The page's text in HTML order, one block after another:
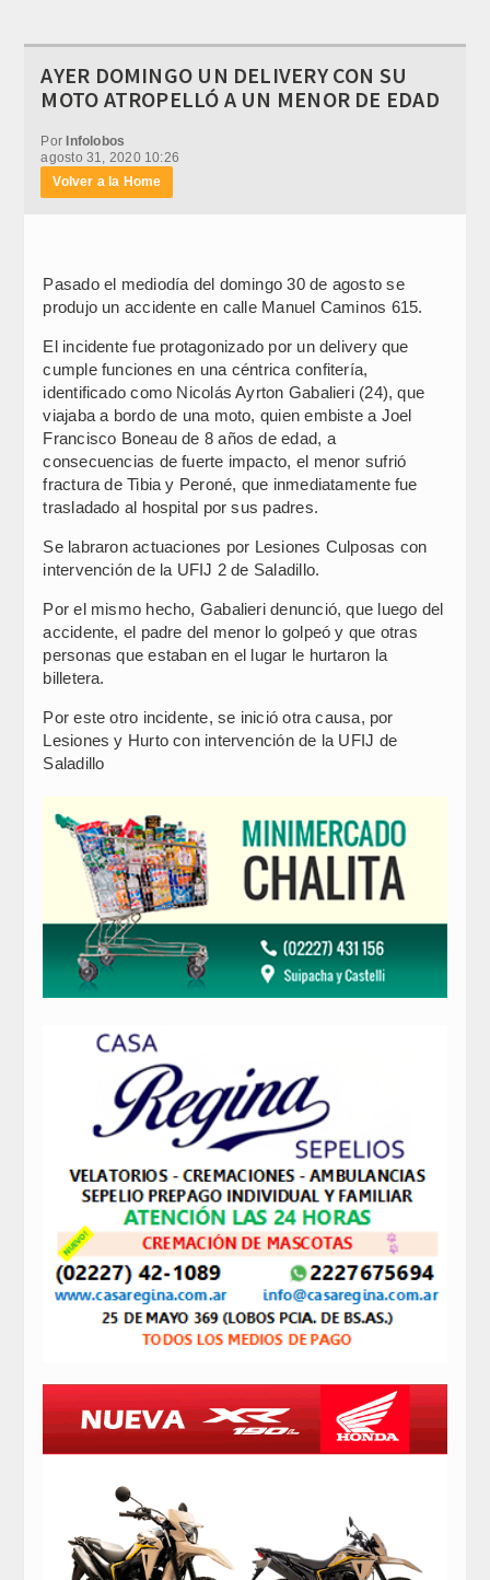
AYER DOMINGO UN DELIVERY CON SU
MOTO ATROPELLÓ A UN MENOR DE EDAD
PorInfolobos
agosto 31, 2020 10:26
Volver a la Home
Pasado el mediodía del domingo 30 de agosto se
produjo un accidente en calle Manuel Caminos 615.
El incidente fue protagonizado por un delivery que
cumple funciones en una céntrica confitería,
identificado como Nicolás Ayrton Gabalieri (24), que
viajaba a bordo de una moto, quien embiste a Joel
Francisco Boneau de 8 años de edad, a
consecuencias de fuerte impacto, el menor sufrió
fractura de Tibia y Peroné, que inmediatamente fue
trasladado al hospital por sus padres.
Se labraron actuaciones por Lesiones Culposas con
intervención de la UFIJ 2 de Saladillo.
Por el mismo hecho, Gabalieri denunció, que luego del
accidente, el padre del menor lo golpeó y que otras
personas que estaban en el lugar le hurtaron la
billetera.
Por este otro incidente, se inició otra causa, por
Lesiones y Hurto con intervención de la UFIJ de
Saladillo